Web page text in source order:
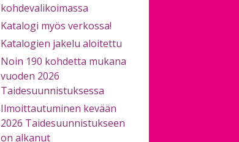
kohdevalikoimassa
Katalogi myös verkossa!
Katalogien jakelu aloitettu
Noin 190 kohdetta mukana
vuoden 2026
Taidesuunnistuksessa
Ilmoittautuminen kevään
2026 Taidesuunnistukseen
on alkanut